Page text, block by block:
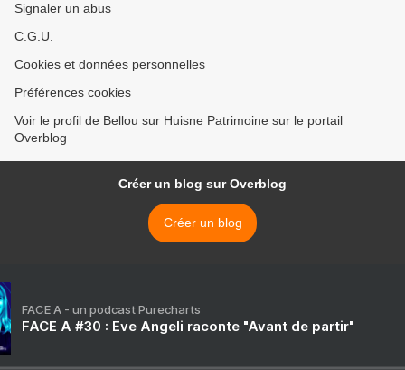
Signaler un abus
C.G.U.
Cookies et données personnelles
Préférences cookies
Voir le profil de Bellou sur Huisne Patrimoine sur le portail
Overblog
Créer un blog sur Overblog
Créer un blog
FACE A - un podcast Purecharts
FACE A #30 : Eve Angeli raconte "Avant de partir"